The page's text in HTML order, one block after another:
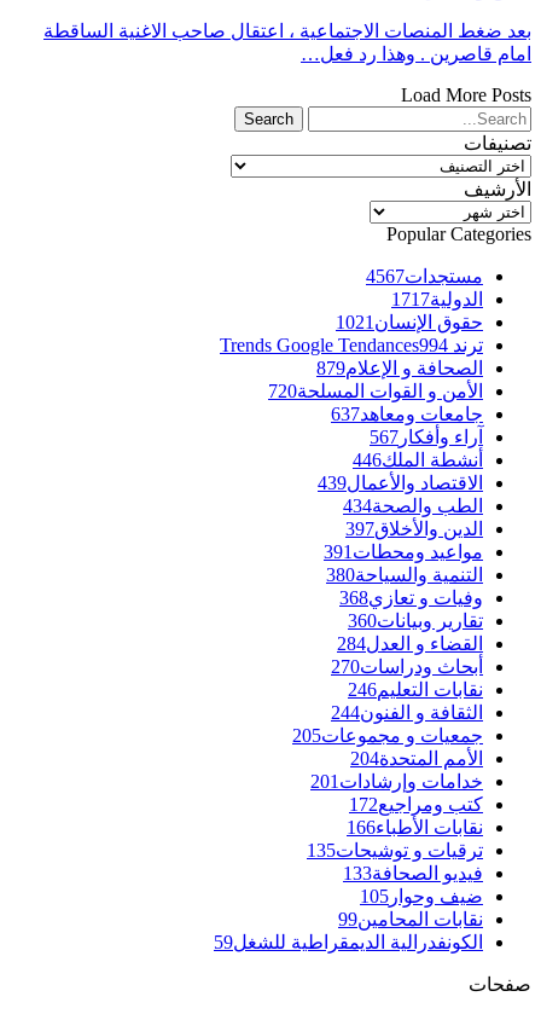
بعد ضغط المنصات الاجتماعية ، اعتقال صاحب الاغنية الساقطة
امام قاصرين . وهذا رد فعل…
Load More Posts
تصنيفات
تصنيفات
الأرشيف
الأرشيف
Popular Categories
مستجدات4567
الدولية1717
حقوق الإنسان 1021
ترند Trends Google Tendances 994
الصحافة و الإعلام879
الأمن و القوات المسلحة720
جامعات ومعاهد637
آراء وأفكار 567
أنشطة الملك446
الاقتصاد والأعمال439
الطب والصحة434
الدين والأخلاق397
مواعيد ومحطات 391
التنمية والسياحة380
وفيات و تعازي368
تقارير وبيانات360
القضاء و العدل284
أبحاث ودراسات270
نقابات التعليم246
الثقافة و الفنون244
جمعيات و مجموعات205
الأمم المتحدة204
خدامات وإرشادات 201
كتب ومراجيع172
نقابات الأطباء166
ترقيات و توشيحات135
فيديو الصحافة133
ضيف وحوار 105
نقابات المحامين99
الكونفدرالية الديمقراطية للشغل59
صفحات